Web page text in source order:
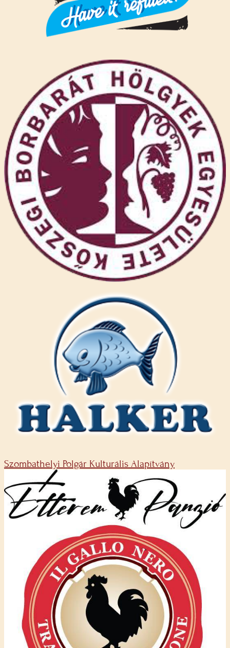
Szombathelyi Polgár Kulturális Alapítvány